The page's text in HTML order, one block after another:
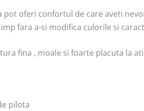
oferi confortul de care aveti
fara a-si modifica culorile si
fina , moale si foarte placuta la
pilota